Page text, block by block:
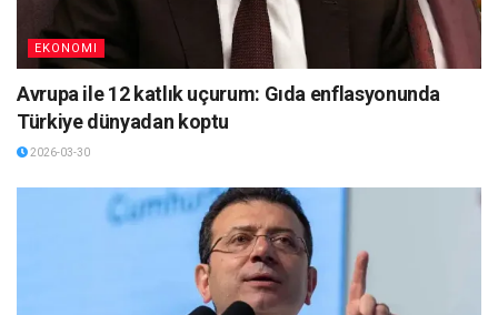
EKONOMI
Avrupa ile 12 katlık uçurum: Gıda enflasyonunda
Türkiye dünyadan koptu
2026-03-30